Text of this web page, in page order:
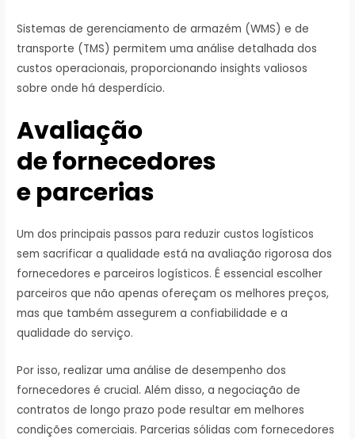
Sistemas de gerenciamento de armazém (WMS) e de
transporte (TMS) permitem uma análise detalhada dos
custos operacionais, proporcionando insights valiosos
sobre onde há desperdício.
Avaliação
de fornecedores
e parcerias
Um dos principais passos para reduzir custos logísticos
sem sacrificar a qualidade está na avaliação rigorosa dos
fornecedores e parceiros logísticos. É essencial escolher
parceiros que não apenas ofereçam os melhores preços,
mas que também assegurem a confiabilidade e a
qualidade do serviço.
Por isso, realizar uma análise de desempenho dos
fornecedores é crucial. Além disso, a negociação de
contratos de longo prazo pode resultar em melhores
condições comerciais. Parcerias sólidas com fornecedores